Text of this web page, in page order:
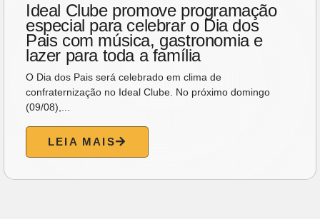
Ideal Clube promove programação
especial para celebrar o Dia dos
Pais com música, gastronomia e
lazer para toda a família
O Dia dos Pais será celebrado em clima de
confraternização no Ideal Clube. No próximo domingo
(09/08),...
LEIA MAIS